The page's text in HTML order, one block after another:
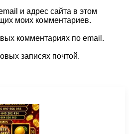
и адрес сайта в этом
моих комментариев.
комментариях по email.
записях почтой.